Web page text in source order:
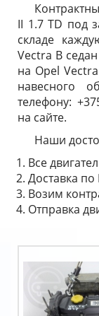
II 1.7 TD под
складе
Vectra B
на Opel
навесного
телефону:
на сайте.
Наши
Все
Доставка по
Возим
Отправка